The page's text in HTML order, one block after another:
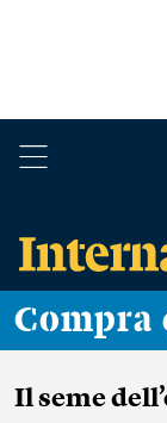
Il seme